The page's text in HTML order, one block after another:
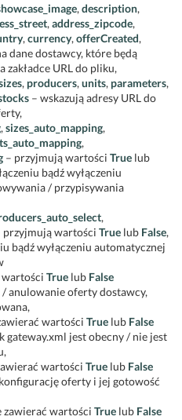
,description,
,address_zipcode,
,currency,offerCreated,
dane dostawcy, które będą
URL do pliku,
, producers,units, parameters,
– wskazują adresy URL do
,sizes_auto_mapping,
,
– przyjmują wartościTrue lub
bądź wyłączeniu
/ przypisywania
,
przyjmują wartościTrue lub False,
bądź wyłączeniu automatycznej
wartościTrue lub False
anulowanie oferty dostawcy,
wartościTrue lub False
gateway.xml jest obecny / nie jest
wartościTrue lub False
oferty i jej gotowość
zawierać wartościTrue lub False